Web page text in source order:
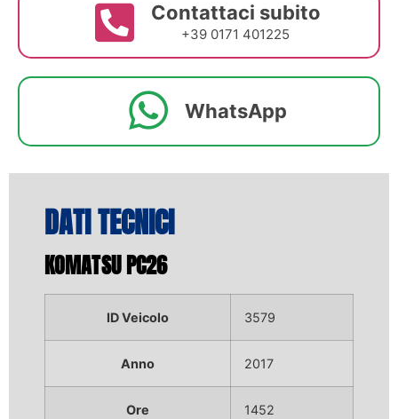
Contattaci subito
+39 0171 401225
WhatsApp
DATI TECNICI
KOMATSU PC26
ID Veicolo 3579
Anno 2017
Ore 1452